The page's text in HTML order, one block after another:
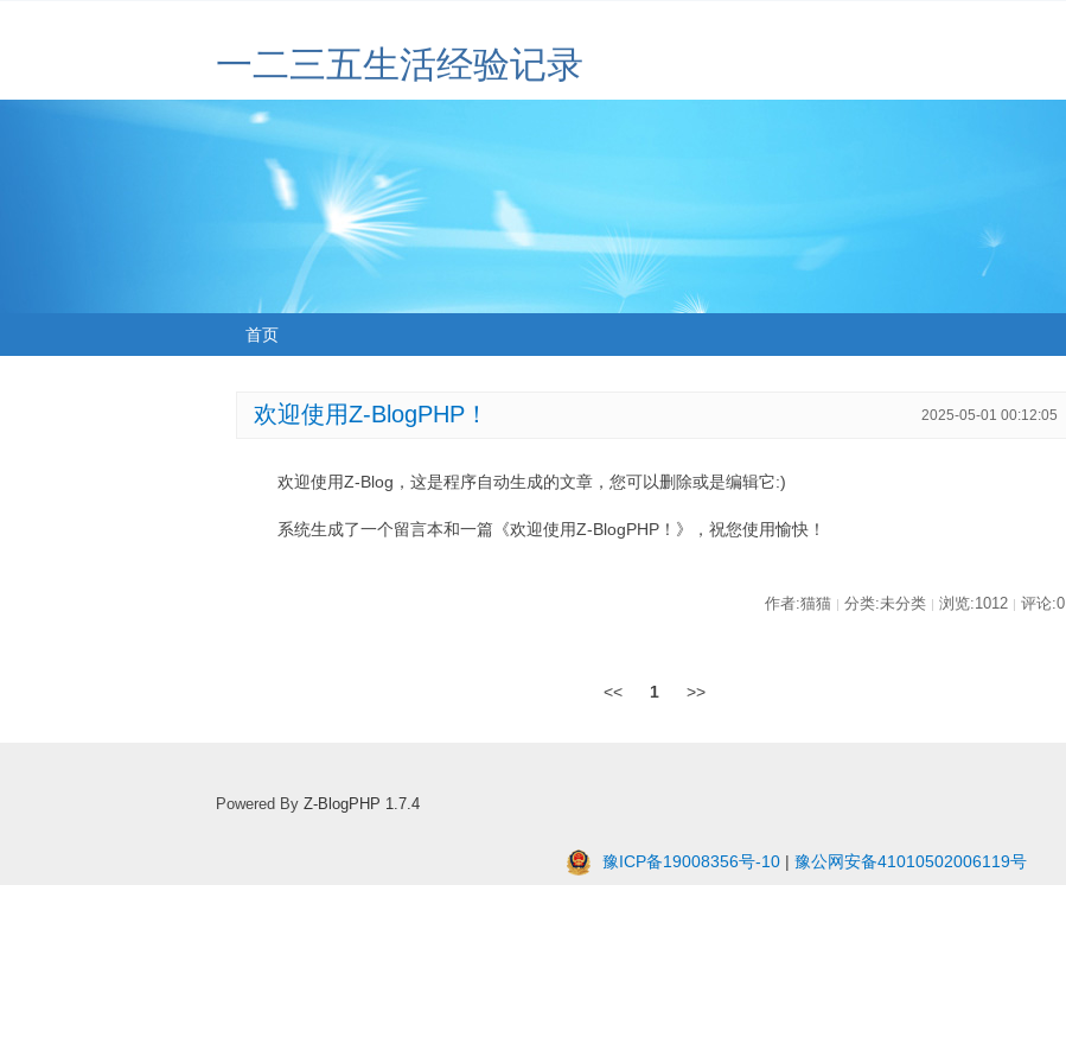
一二三五生活经验记录
首页
欢迎使用Z-BlogPHP！ 2025-05-01 00:12:05
欢迎使用Z-Blog，这是程序自动生成的文章，您可以删除或是编辑它:)
系统生成了一个留言本和一篇《欢迎使用Z-BlogPHP！》，祝您使用愉快！
作者:猫猫 | 分类:未分类 | 浏览:1012 | 评论:0
<< 1 >>
Powered By Z-BlogPHP 1.7.4
豫ICP备19008356号-10 | 豫公网安备41010502006119号